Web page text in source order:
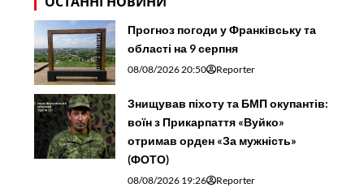
Прогноз погоди у Франківську та
області на 9 серпня
08/08/2026 20:50 Reporter
Знищував піхоту та БМП окупантів:
воїн з Прикарпаття «Вуйко»
отримав орден «За мужність»
(ФОТО)
08/08/2026 19:26 Reporter